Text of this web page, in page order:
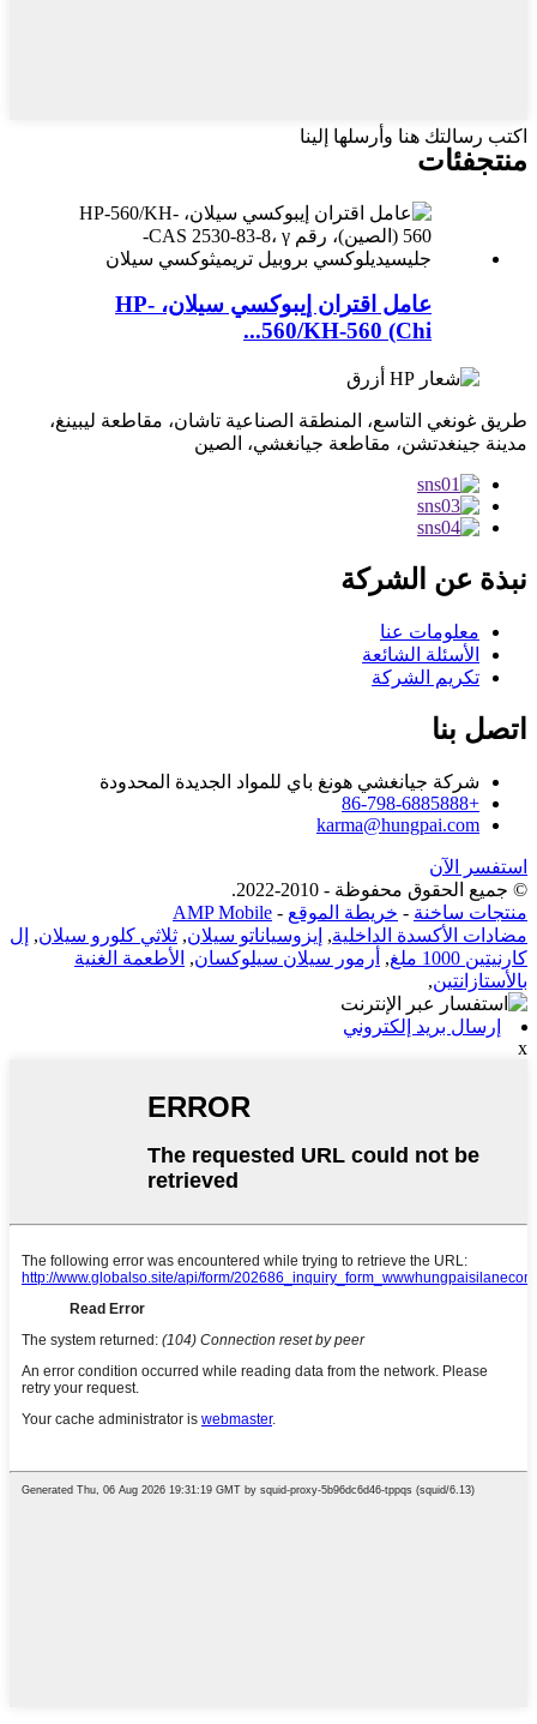
اكتب رسالتك هنا وأرسلها إلينا
منتجفئات
عامل اقتران إيبوكسي سيلان، HP-
560/KH-560 (Chi...
طريق غونغي التاسع، المنطقة الصناعية تاشان، مقاطعة ليبينغ،
مدينة جينغدتشن، مقاطعة جيانغشي، الصين
نبذة عن الشركة
معلومات عنا
الأسئلة الشائعة
تكريم الشركة
اتصل بنا
شركة جيانغشي هونغ باي للمواد الجديدة المحدودة
+86-798-6885888
karma@hungpai.com
استفسر الآن
© جميع الحقوق محفوظة - 2010-2022.
منتجات ساخنة - خريطة الموقع -
AMP Mobile
مضادات الأكسدة الداخلية, إيزوسياناتو سيلان, ثلاثي كلورو سيلان, إل
كارنيتين 1000 ملغ
, أرمور سيلان سيلوكسان, الأطعمة الغنية
بالأستازانتين,
إرسال بريد إلكتروني
x